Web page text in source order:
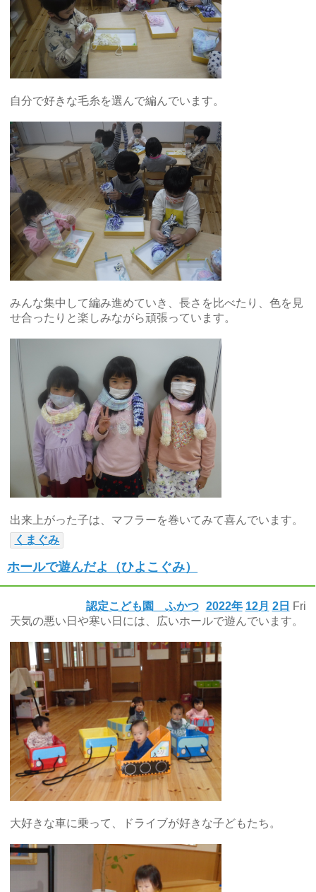
自分で好きな毛糸を選んで編んでいます。
みんな集中して編み進めていき、長さを比べたり、色を見
せ合ったりと楽しみながら頑張っています。
出来上がった子は、マフラーを巻いてみて喜んでいます。
くまぐみ
ホールで遊んだよ（ひよこぐみ）
2022年 12月 2日 Fri
認定こども園 ふかつ
天気の悪い日や寒い日には、広いホールで遊んでいます。
大好きな車に乗って、ドライブが好きな子どもたち。